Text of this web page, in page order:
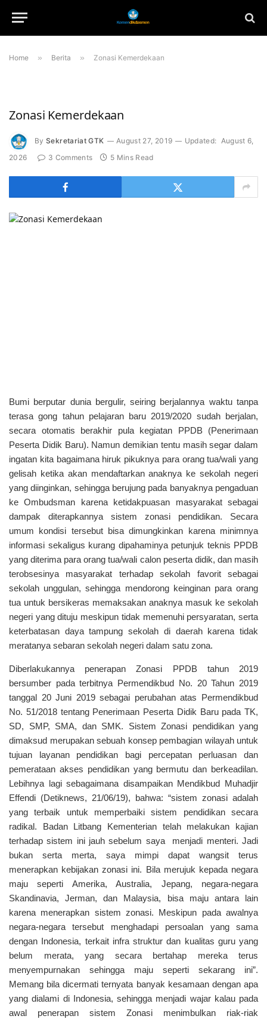
Home » Berita » Zonasi Kemerdekaan
Zonasi Kemerdekaan
By Sekretariat GTK August 27, 2019 Updated: August 6,
2026
3 Comments 5 Mins Read
Bumi berputar dunia bergulir, seiring berjalannya waktu tanpa
terasa gong tahun pelajaran baru 2019/2020 sudah berjalan,
secara otomatis berakhir pula kegiatan PPDB (Penerimaan
Peserta Didik Baru). Namun demikian tentu masih segar dalam
ingatan kita bagaimana hiruk pikuknya para orang tua/wali yang
gelisah ketika akan mendaftarkan anaknya ke sekolah negeri
yang diinginkan, sehingga berujung pada banyaknya pengaduan
ke Ombudsman karena ketidakpuasan masyarakat sebagai
dampak diterapkannya sistem zonasi pendidikan. Secara
umum kondisi tersebut bisa dimungkinkan karena minimnya
informasi sekaligus kurang dipahaminya petunjuk teknis PPDB
yang diterima para orang tua/wali calon peserta didik, dan masih
terobsesinya masyarakat terhadap sekolah favorit sebagai
sekolah unggulan, sehingga mendorong keinginan para orang
tua untuk bersikeras memaksakan anaknya masuk ke sekolah
negeri yang dituju meskipun tidak memenuhi persyaratan, serta
keterbatasan daya tampung sekolah di daerah karena tidak
meratanya sebaran sekolah negeri dalam satu zona.
Diberlakukannya penerapan Zonasi PPDB tahun 2019
bersumber pada terbitnya Permendikbud No. 20 Tahun 2019
tanggal 20 Juni 2019 sebagai perubahan atas Permendikbud
No. 51/2018 tentang Penerimaan Peserta Didik Baru pada TK,
SD, SMP, SMA, dan SMK. Sistem Zonasi pendidikan yang
dimaksud merupakan sebuah konsep pembagian wilayah untuk
tujuan layanan pendidikan bagi percepatan perluasan dan
pemerataan akses pendidikan yang bermutu dan berkeadilan.
Lebihnya lagi sebagaimana disampaikan Mendikbud Muhadjir
Effendi (Detiknews, 21/06/19), bahwa: “sistem zonasi adalah
yang terbaik untuk memperbaiki sistem pendidikan secara
radikal. Badan Litbang Kementerian telah melakukan kajian
terhadap sistem ini jauh sebelum saya menjadi menteri. Jadi
bukan serta merta, saya mimpi dapat wangsit terus
menerapkan kebijakan zonasi ini. Bila merujuk kepada negara
maju seperti Amerika, Australia, Jepang, negara-negara
Skandinavia, Jerman, dan Malaysia, bisa maju antara lain
karena menerapkan sistem zonasi. Meskipun pada awalnya
negara-negara tersebut menghadapi persoalan yang sama
dengan Indonesia, terkait infra struktur dan kualitas guru yang
belum merata, yang secara bertahap mereka terus
menyempurnakan sehingga maju seperti sekarang ini”.
Memang bila dicermati ternyata banyak kesamaan dengan apa
yang dialami di Indonesia, sehingga menjadi wajar kalau pada
awal penerapan sistem Zonasi menimbulkan riak-riak